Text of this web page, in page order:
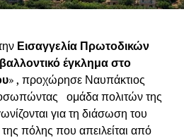
Εισαγγελία Πρωτοδικών
έγκλημα στο
» , προχώρησε Ναυπάκτιος
ομάδα πολιτών της
για τη διάσωση του
πόλης που απειλείται από